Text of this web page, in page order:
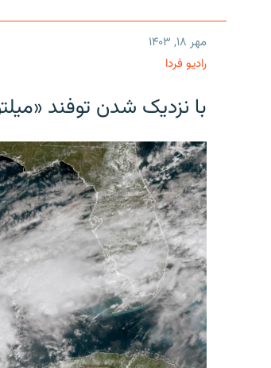
مهر ۱۸, ۱۴۰۳
رادیو فردا
با نزدیک شدن توفند